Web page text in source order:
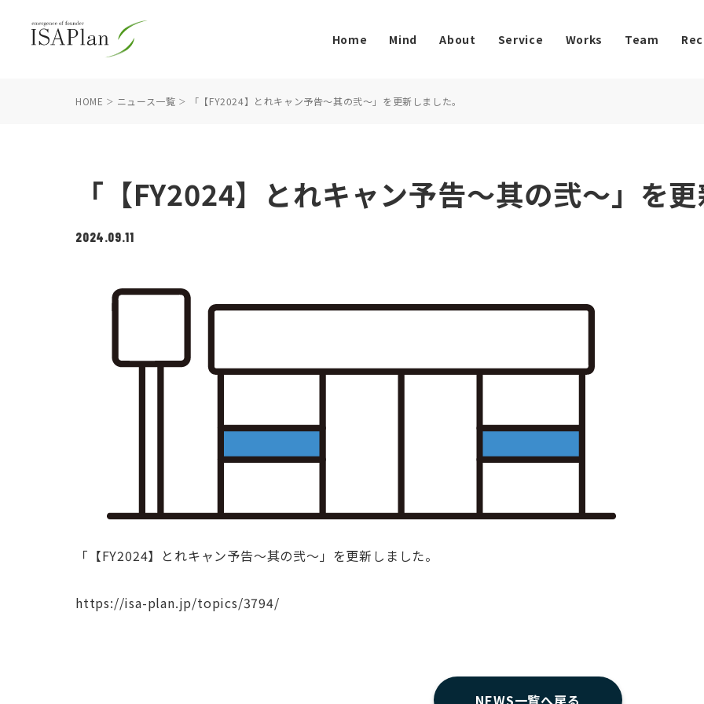
Home Mind About Service Works Team
HOME ニュース一覧 「【FY2024】とれキャン予告～其の弐～」を更新しました。
「【FY2024】とれキャン予告～其の弐～」を
2024.09.11
「【FY2024】とれキャン予告～其の弐～」を更新しました。
https://isa-plan.jp/topics/3794/
NEWS一覧へ戻る